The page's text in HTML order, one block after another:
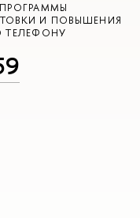
И ПОВЫШЕНИЯ
ТЕЛЕФОНУ